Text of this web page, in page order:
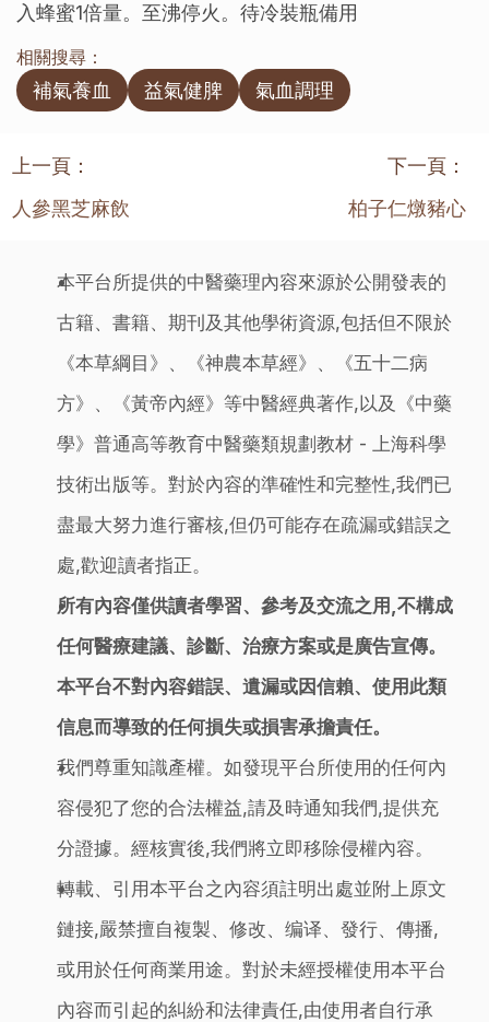
入蜂蜜1倍量。至沸停火。待冷裝瓶備用
相關搜尋：
補氣養血 益氣健脾 氣血調理
上一頁：
人參黑芝麻飲
下一頁：
柏子仁燉豬心
本平台所提供的中醫藥理內容來源於公開發表的
古籍、書籍、期刊及其他學術資源,包括但不限於
《本草綱目》、《神農本草經》、《五十二病
方》、《黃帝內經》等中醫經典著作,以及《中藥
學》普通高等教育中醫藥類規劃教材 - 上海科學
技術出版等。對於內容的準確性和完整性,我們已
盡最大努力進行審核,但仍可能存在疏漏或錯誤之
處,歡迎讀者指正。
所有內容僅供讀者學習、參考及交流之用,不構成
任何醫療建議、診斷、治療方案或是廣告宣傳。
本平台不對內容錯誤、遺漏或因信賴、使用此類
信息而導致的任何損失或損害承擔責任。
我們尊重知識產權。如發現平台所使用的任何內
容侵犯了您的合法權益,請及時通知我們,提供充
分證據。經核實後,我們將立即移除侵權內容。
轉載、引用本平台之內容須註明出處並附上原文
鏈接,嚴禁擅自複製、修改、编译、發行、傳播,
或用於任何商業用途。對於未經授權使用本平台
內容而引起的糾紛和法律責任,由使用者自行承